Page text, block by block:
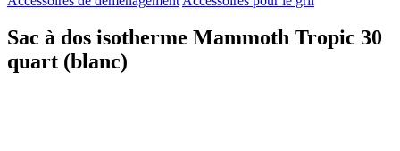
Sac à dos isotherme Mammoth Tropic 30
quart (blanc)